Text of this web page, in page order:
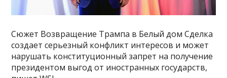
Сюжет Возвращение Трампа в Белый дом Сделка
создает серьезный конфликт интересов и может
нарушать конституционный запрет на получение
президентом выгод от иностранных государств,